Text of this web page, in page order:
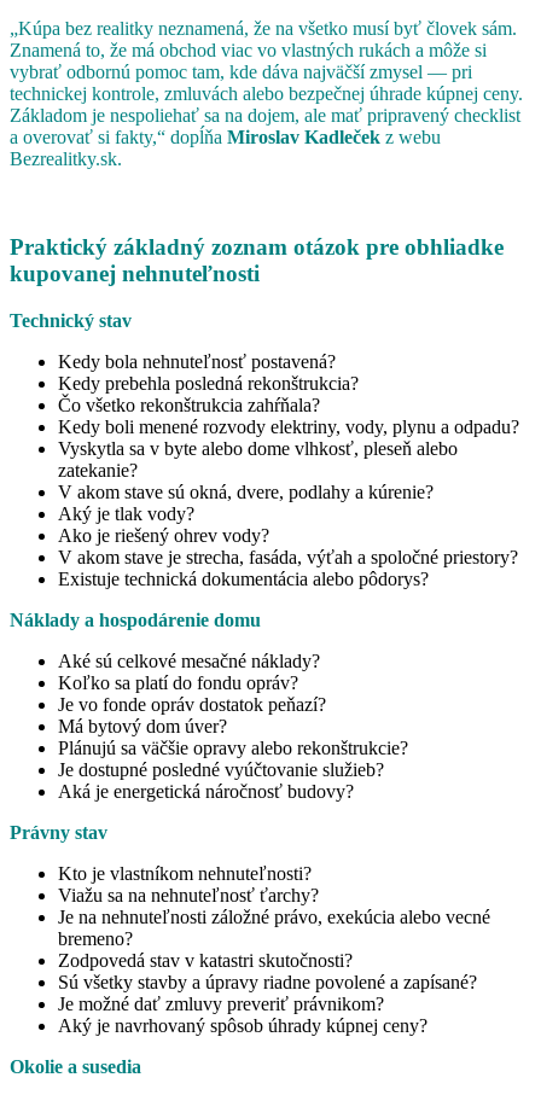
„Kúpa bez realitky neznamená, že na všetko musí byť človek sám.
Znamená to, že má obchod viac vo vlastných rukách a môže si
vybrať odbornú pomoc tam, kde dáva najväčší zmysel — pri
technickej kontrole, zmluvách alebo bezpečnej úhrade kúpnej ceny.
Základom je nespoliehať sa na dojem, ale mať pripravený checklist
a overovať si fakty,“ dopĺňa Miroslav Kadleček z webu
Bezrealitky.sk.
Praktický základný zoznam otázok pre obhliadke
kupovanej nehnuteľnosti
Technický stav
Kedy bola nehnuteľnosť postavená?
Kedy prebehla posledná rekonštrukcia?
Čo všetko rekonštrukcia zahŕňala?
Kedy boli menené rozvody elektriny, vody, plynu a odpadu?
Vyskytla sa v byte alebo dome vlhkosť, pleseň alebo
zatekanie?
V akom stave sú okná, dvere, podlahy a kúrenie?
Aký je tlak vody?
Ako je riešený ohrev vody?
V akom stave je strecha, fasáda, výťah a spoločné priestory?
Existuje technická dokumentácia alebo pôdorys?
Náklady a hospodárenie domu
Aké sú celkové mesačné náklady?
Koľko sa platí do fondu opráv?
Je vo fonde opráv dostatok peňazí?
Má bytový dom úver?
Plánujú sa väčšie opravy alebo rekonštrukcie?
Je dostupné posledné vyúčtovanie služieb?
Aká je energetická náročnosť budovy?
Právny stav
Kto je vlastníkom nehnuteľnosti?
Viažu sa na nehnuteľnosť ťarchy?
Je na nehnuteľnosti záložné právo, exekúcia alebo vecné
bremeno?
Zodpovedá stav v katastri skutočnosti?
Sú všetky stavby a úpravy riadne povolené a zapísané?
Je možné dať zmluvy preveriť právnikom?
Aký je navrhovaný spôsob úhrady kúpnej ceny?
Okolie a susedia